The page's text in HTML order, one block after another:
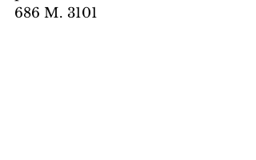
686 M. 3101